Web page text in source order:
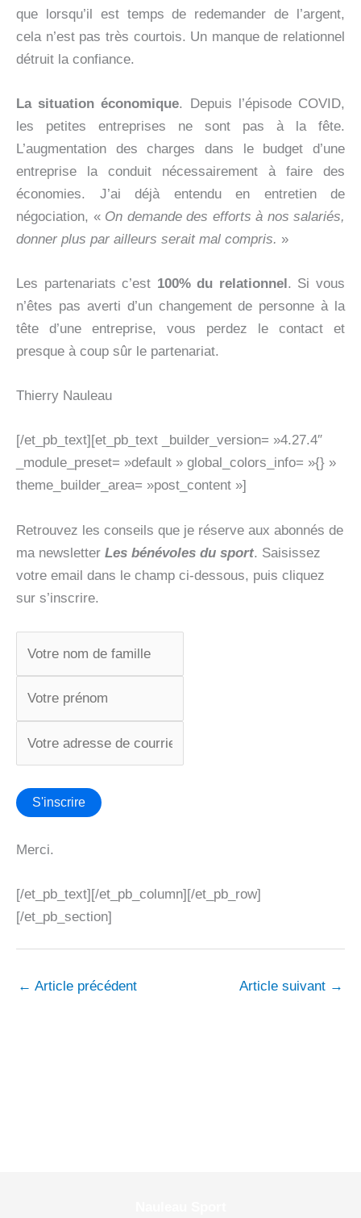
que lorsqu’il est temps de redemander de l’argent,
cela n’est pas très courtois. Un manque de relationnel
détruit la confiance.
La situation économique. Depuis l’épisode COVID,
les petites entreprises ne sont pas à la fête.
L’augmentation des charges dans le budget d’une
entreprise la conduit nécessairement à faire des
économies. J’ai déjà entendu en entretien de
négociation, « On demande des efforts à nos salariés,
donner plus par ailleurs serait mal compris. »
Les partenariats c’est 100% du relationnel. Si vous
n’êtes pas averti d’un changement de personne à la
tête d’une entreprise, vous perdez le contact et
presque à coup sûr le partenariat.
Thierry Nauleau
[/et_pb_text][et_pb_text _builder_version= »4.27.4″
_module_preset= »default » global_colors_info= »{} »
theme_builder_area= »post_content »]
Retrouvez les conseils que je réserve aux abonnés de
ma newsletter Les bénévoles du sport. Saisissez
votre email dans le champ ci-dessous, puis cliquez
sur s’inscrire.
Merci.
[/et_pb_text][/et_pb_column][/et_pb_row]
[/et_pb_section]
← Article précédent Article suivant →